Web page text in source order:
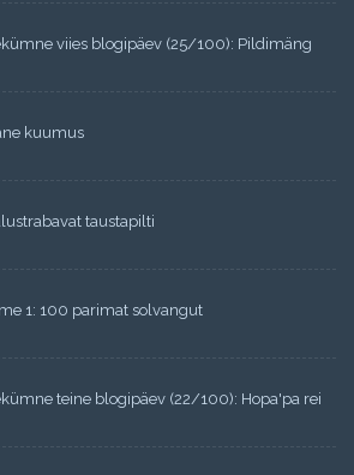
viies blogipäev (25/100): Pildimäng
kuumus
taustapilti
1: 100 parimat solvangut
teine blogipäev (22/100): Hopa'pa rei